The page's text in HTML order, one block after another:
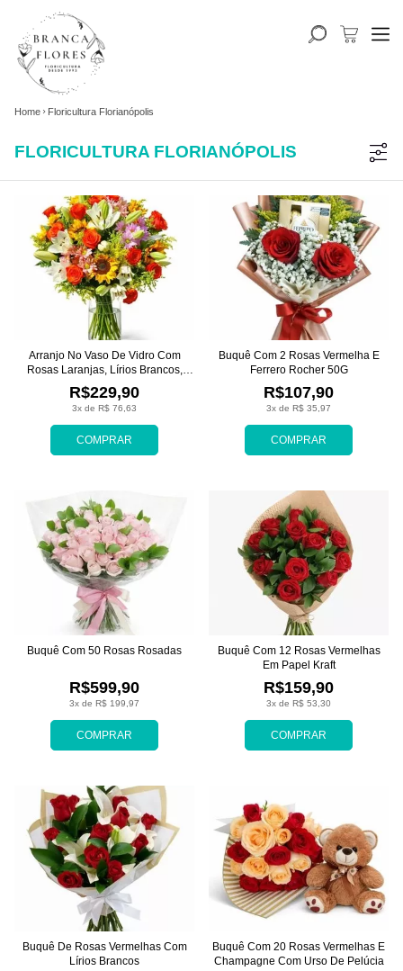
Home Floricultura Florianópolis
FLORICULTURA FLORIANÓPOLIS
COMPRAR
3x de R$ 76,63
R$229,90
Arranjo No Vaso De Vidro Com
Rosas Laranjas, Lírios Brancos,
Girassóis E Margaridas
COMPRAR
3x de R$ 35,97
R$107,90
Buquê Com 2 Rosas Vermelha E
Ferrero Rocher 50G
COMPRAR
3x de R$ 199,97
R$599,90
Buquê Com 50 Rosas Rosadas
COMPRAR
3x de R$ 53,30
R$159,90
Buquê Com 12 Rosas Vermelhas
Em Papel Kraft
Buquê De Rosas Vermelhas Com
Lírios Brancos
Buquê Com 20 Rosas Vermelhas E
Champagne Com Urso De Pelúcia